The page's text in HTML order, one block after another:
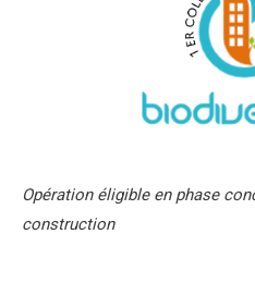
Opération éligible en phase
construction